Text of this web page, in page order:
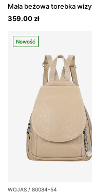
359.00 zł
Nowość
WOJAS / 80084-54